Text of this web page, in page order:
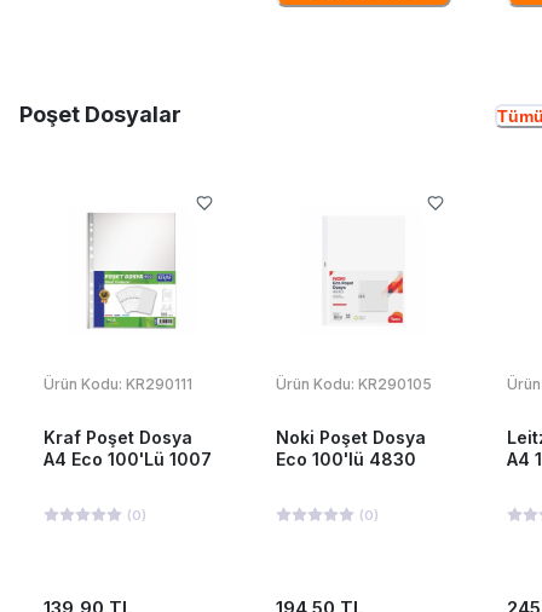
Poşet Dosyalar
Ürün Kodu: KR290111
Kraf Poşet Dosya
A4 Eco 100'Lü 1007
(0)
Ürün Kodu: KR290105
Noki Poşet Dosya
Eco 100'lü 4830
(0)
A4